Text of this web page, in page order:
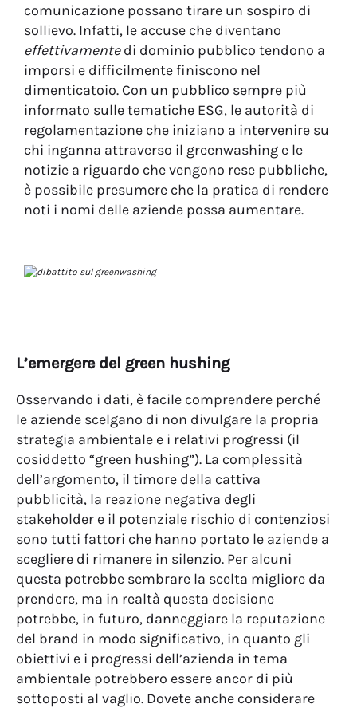
comunicazione possano tirare un sospiro di
sollievo. Infatti, le accuse che diventano
effettivamentedi dominio pubblico tendono a
imporsi e difficilmente finiscono nel
dimenticatoio. Con un pubblico sempre più
informato sulle tematiche ESG, le autorità di
regolamentazione che iniziano a intervenire su
chi inganna attraverso il greenwashing e le
notizie a riguardo che vengono rese pubbliche,
è possibile presumere che la pratica di rendere
noti i nomi delle aziende possa aumentare.
L’emergere del green hushing
Osservando i dati, è facile comprendere perché
le aziende scelgano di non divulgare la propria
strategia ambientale e i relativi progressi (il
cosiddetto “green hushing”). La complessità
dell’argomento, il timore della cattiva
pubblicità, la reazione negativa degli
stakeholder e il potenziale rischio di contenziosi
sono tutti fattori che hanno portato le aziende a
scegliere di rimanere in silenzio. Per alcuni
questa potrebbe sembrare la scelta migliore da
prendere, ma in realtà questa decisione
potrebbe, in futuro, danneggiare la reputazione
del brand in modo significativo, in quanto gli
obiettivi e i progressi dell’azienda in tema
ambientale potrebbero essere ancor di più
sottoposti al vaglio. Dovete anche considerare